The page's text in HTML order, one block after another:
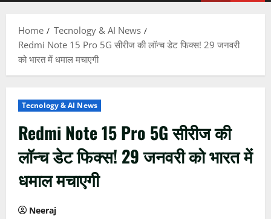
Home
Tecnology & AI News
Redmi Note 15 Pro 5G सीरीज की लॉन्च डेट फिक्स! 29 जनवरी
को भारत में धमाल मचाएगी
Tecnology & AI News
Redmi Note 15 Pro 5G सीरीज की
लॉन्च डेट फिक्स! 29 जनवरी को भारत में
धमाल मचाएगी
Neeraj